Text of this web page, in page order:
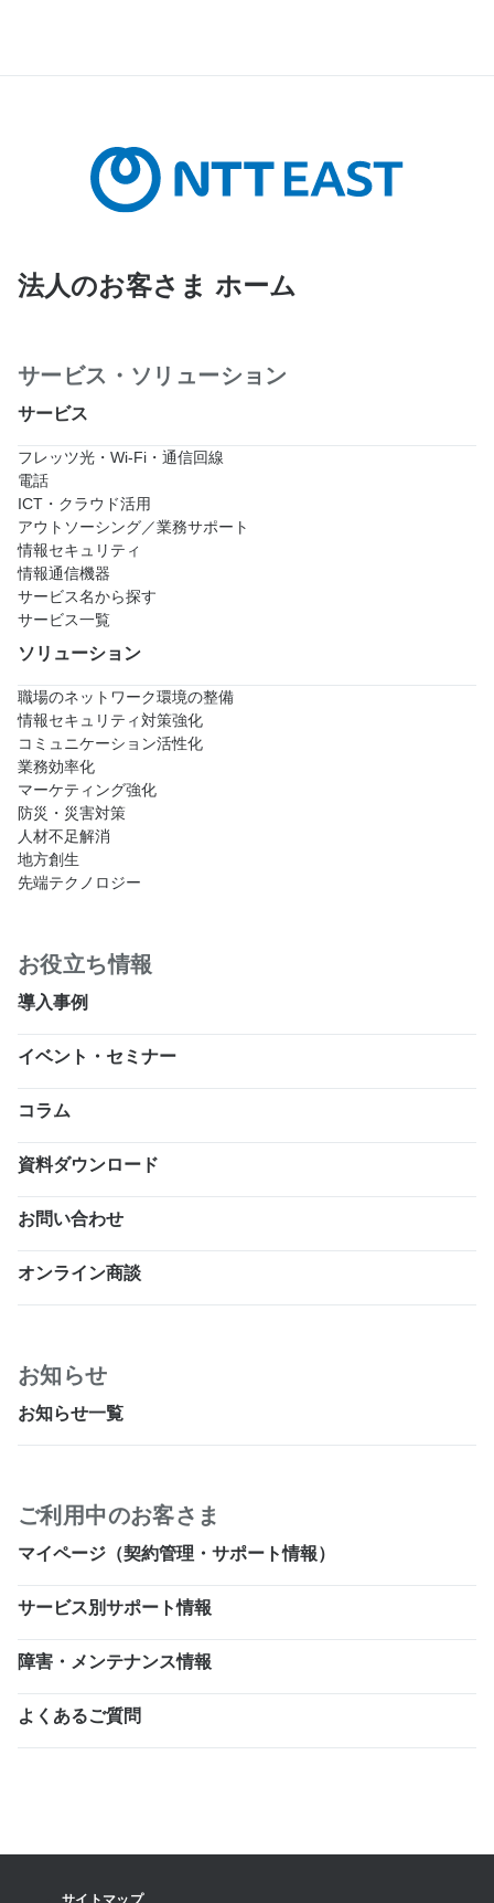
法人のお客さま ホーム
サービス・ソリューション
サービス
フレッツ光・Wi-Fi・通信回線
電話
ICT・クラウド活用
アウトソーシング／業務サポート
情報セキュリティ
情報通信機器
サービス名から探す
サービス一覧
ソリューション
職場のネットワーク環境の整備
情報セキュリティ対策強化
コミュニケーション活性化
業務効率化
マーケティング強化
防災・災害対策
人材不足解消
地方創生
先端テクノロジー
お役立ち情報
導入事例
イベント・セミナー
コラム
資料ダウンロード
お問い合わせ
オンライン商談
お知らせ
お知らせ一覧
ご利用中のお客さま
マイページ（契約管理・サポート情報）
サービス別サポート情報
障害・メンテナンス情報
よくあるご質問
サイトマップ